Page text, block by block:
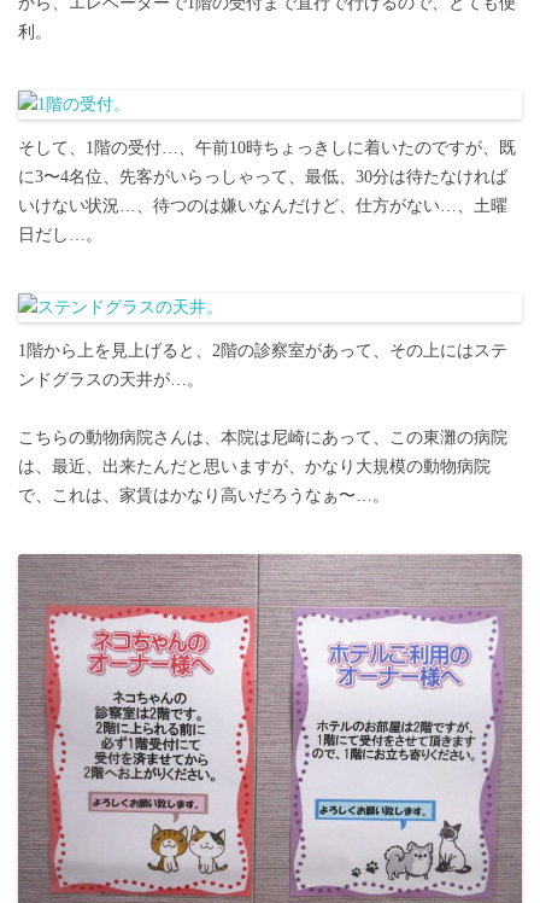
利。
そして、1階の受付…、午前10時ちょっきしに着いたのですが、既
に3〜4名位、先客がいらっしゃって、最低、30分は待たなければ
いけない状況…、待つのは嫌いなんだけど、仕方がない…、土曜
日だし…。
1階から上を見上げると、2階の診察室があって、その上にはステ
ンドグラスの天井が…。
こちらの動物病院さんは、本院は尼崎にあって、この東灘の病院
は、最近、出来たんだと思いますが、かなり大規模の動物病院
で、これは、家賃はかなり高いだろうなぁ〜…。